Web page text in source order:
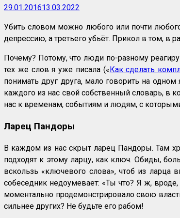
29.01.201613.03.2022
Убить словом можно любого или почти
депрессию, а третьего убьёт. Прикол в том, в
Почему? Потому, что люди по-разному
тех же слов я уже писала («Как сделать
понимать друг друга, мало говорить на
каждого из нас свой собственный словарь, в
нас к временам, событиям и людям, с
Ларец Пандоры
В каждом из нас скрыт ларец Пандоры. Там
подходят к этому ларцу, как ключ. Обиды,
вскользь «ключевого слова», чтоб из ларца
собеседник недоумевает: «Ты что? Я ж,
моментально продемонстрировало свою
сильнее других? Не будьте его рабом!